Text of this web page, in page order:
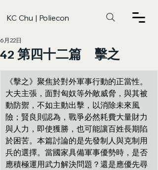
KC Chu | Poliecon
42 第四十二篇 擊之
6月22日
《擊之》聚焦於對外軍事行動的正當性。
大夫主張，面對匈奴等外敵威脅，與其被
動防禦，不如主動出擊，以消除未來風
險；賢良則認為，戰爭必然耗費大量財力
與人力，即使獲勝，也可能讓百姓長期陷
於困苦。本篇討論的是先發制人與克制用
兵的選擇。當國家具備軍事優勢時，是否
應積極運用武力解決問題？還是應優先尋